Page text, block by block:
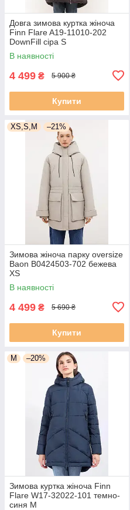
Довга зимова куртка жіноча
Finn Flare A19-11010-202
DownFill сіра S
В наявності
4 499 ₴ 5 900 ₴
Купити
XS,S,M –21%
Зимова жіноча парку oversize
Baon B0424503-702 бежева
XS
В наявності
4 499 ₴ 5 690 ₴
Купити
M –20%
Зимова куртка жіноча Finn
Flare W17-32022-101 темно-
синя M